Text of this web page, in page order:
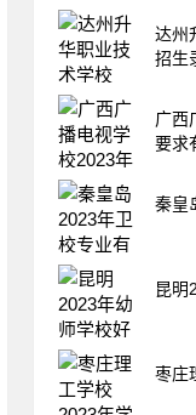
问题
况，
济条
就读
情况
时光
了。
临街
优美
我们
努力
达州
招生
广西
要求
秦皇
昆明
枣庄